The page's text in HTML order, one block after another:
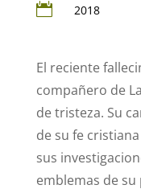
 2018
El reciente
compañero de
de tristeza. Su
de su fe
sus
emblemas de su